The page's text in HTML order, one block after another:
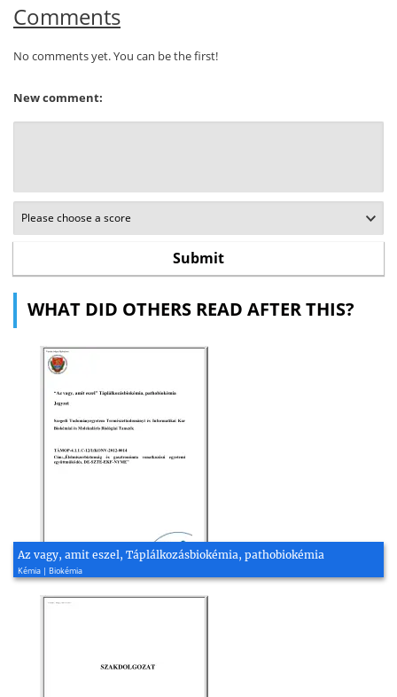
Comments
No comments yet. You can be the first!
New comment:
WHAT DID OTHERS READ AFTER THIS?
Az vagy, amit eszel, Táplálkozásbiokémia, pathobiokémia
Kémia | Biokémia